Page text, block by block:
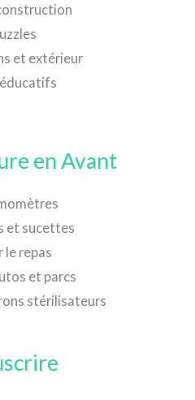
et extérieur
éducatifs
en Avant
et sucettes
le repas
et parcs
stérilisateurs